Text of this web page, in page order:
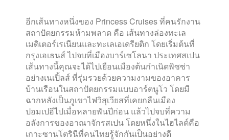
อีกเส้นทางหนึ่งของ Princess Cruises ที่คนรักงาน
สถาปัตยกรรมห้ามพลาด คือ เส้นทางล่องทะเล
เมดิเตอร์เรเนียนและทะเลเอเดรียติก โดยเริ่มต้นที่
กรุงเอเธนส์ ไปจบที่เมืองบาร์เซโลนา ประเทศสเปน
เส้นทางนี้คุณจะได้ไปเยือนเมืองต้นกำเนิดพิซซ่า
อย่างเนเปิ้ลส์ ที่รุ่มรวยด้วยความงามของอาคาร
บ้านเรือนในสถาปัตยกรรมแบบอาร์ตนูโว โดยมี
ฉากหลังเป็นภูเขาไฟวิสุเวียสที่เคยกลืนเมือง
ปอมเปอีไปเมื่อหลายพันปีก่อน แล้วไปจบที่ความ
อลังการของอาณาจักรสเปน โดยหนึ่งในไฮไลต์คือ
เกาะซานโตรินีที่คนไทยรู้จักกันเป็นอย่างดี